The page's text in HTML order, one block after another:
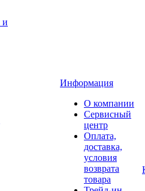
и
Информация
О компании
Сервисный
центр
Оплата,
доставка,
условия
возврата
товара